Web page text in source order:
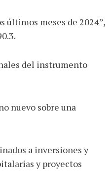
últimos meses de 2024”,
del instrumento
nuevo sobre una
a inversiones y
y proyectos